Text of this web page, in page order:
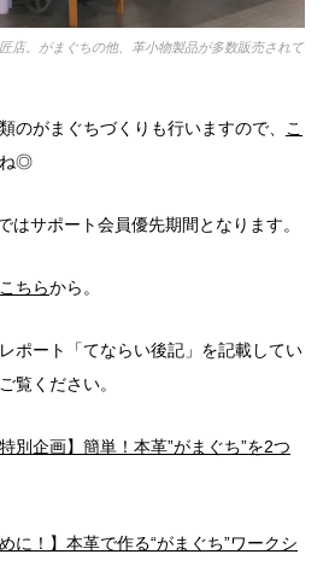
店。がまぐちの他、革小物製品が多数販売されて
のがまぐちづくりも行いますので、 こ
ね◎
サポート会員優先期間となります。
こちらから。
ポート「てならい後記」を記載してい
覧ください。
別企画】簡単！本革”がまぐち”を2つ
に！】本革で作る“がまぐち”ワークシ